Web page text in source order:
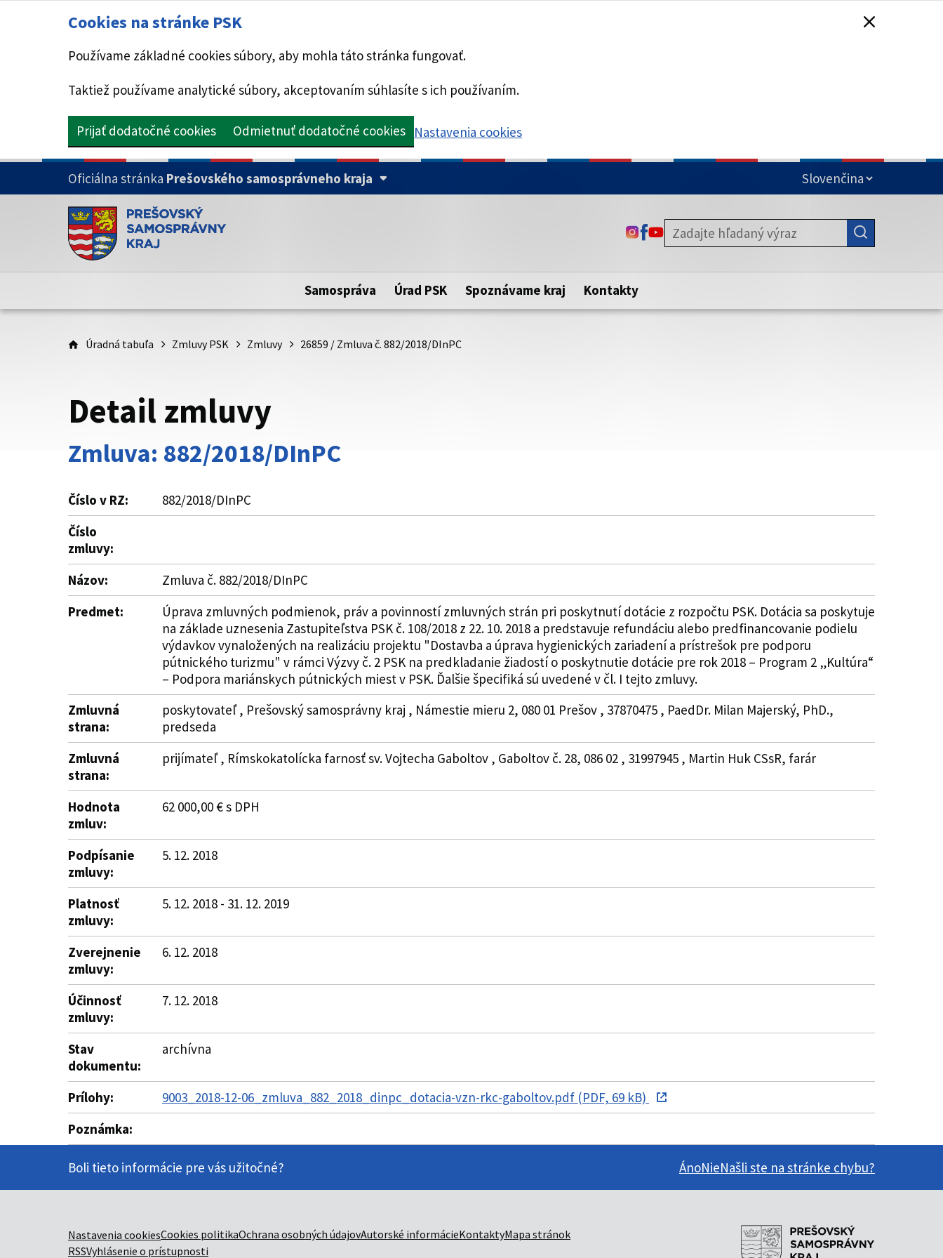
Cookies na stránke PSK
Používame základné cookies súbory, aby mohla táto stránka fungovať.
Taktiež používame analytické súbory, akceptovaním súhlasíte s ich používaním.
Prijať dodatočné cookies Odmietnuť dodatočné cookies Nastavenia cookies
PRESKOČIŤ NA HLAVNÝ OBSAH
Oficiálna stránka Prešovského samosprávneho kraja
Doména psk.sk je oficiálna
Toto je oficiálna webová stránka Prešovského samosprávneho kraja.
Táto stránka je zabezpečená
zabezpečenú webovú stránku. Zabezpečená stránka vždy začína
https:// pred názvom domény webového sídla.
ODKAZ SA OTVORÍ NA NOVEJ KARTE
ODKAZ SA OTVORÍ NA NOVEJ KARTE
ODKAZ SA OTVORÍ NA NOVEJ KARTE
Samospráva Úrad PSK Spoznávame kraj Kontakty
Úradná tabuľa Zmluvy PSK Zmluvy 26859 / Zmluva č. 882/2018/DInPC
Detail zmluvy
Zmluva: 882/2018/DInPC
Číslo v RZ:
882/2018/DInPC
Číslo
zmluvy:
Názov:
Zmluva č. 882/2018/DInPC
Predmet:
Úprava zmluvných podmienok, práv a povinností zmluvných strán pri poskytnutí dotácie z rozpočtu PSK. Dotácia sa poskytuje
na základe uznesenia Zastupiteľstva PSK č. 108/2018 z 22. 10. 2018 a predstavuje refundáciu alebo predfinancovanie podielu
výdavkov vynaložených na realizáciu projektu "Dostavba a úprava hygienických zariadení a prístrešok pre podporu
pútnického turizmu" v rámci Výzvy č. 2 PSK na predkladanie žiadostí o poskytnutie dotácie pre rok 2018 – Program 2 „Kultúra“
– Podpora mariánskych pútnických miest v PSK. Ďalšie špecifiká sú uvedené v čl. I tejto zmluvy.
Zmluvná
strana:
poskytovateľ , Prešovský samosprávny kraj , Námestie mieru 2, 080 01 Prešov , 37870475 , PaedDr. Milan Majerský, PhD.,
predseda
Zmluvná
strana:
prijímateľ , Rímskokatolícka farnosť sv. Vojtecha Gaboltov , Gaboltov č. 28, 086 02 , 31997945 , Martin Huk CSsR, farár
Hodnota
zmluv:
62 000,00 € s DPH
Podpísanie
zmluvy:
5. 12. 2018
Platnosť
zmluvy:
5. 12. 2018 - 31. 12. 2019
Zverejnenie
zmluvy:
6. 12. 2018
Účinnosť
zmluvy:
7. 12. 2018
Stav
dokumentu:
archívna
Prílohy:
9003_2018-12-06_zmluva_882_2018_dinpc_dotacia-vzn-rkc-gaboltov.pdf (PDF, 69 kB)
Poznámka:
Boli tieto informácie pre vás užitočné? ÁnoNieNašli ste na stránke chybu?
Nastavenia cookiesCookies politikaOchrana osobných údajovAutorské informácieKontaktyMapa stránok
RSSVyhlásenie o prístupnosti